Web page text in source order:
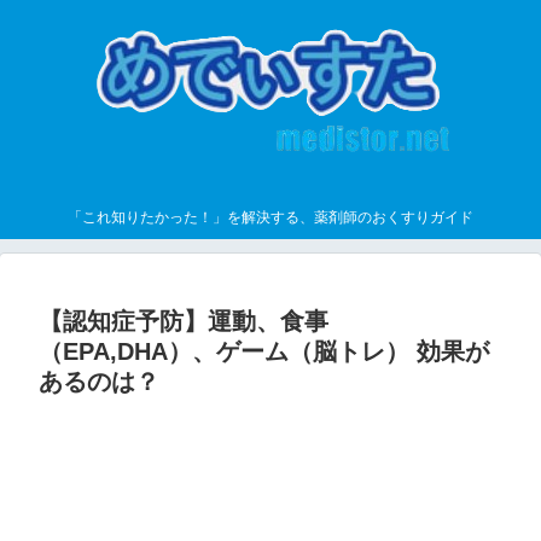
「これ知りたかった！」を解決する、薬剤師のおくすりガイド
【認知症予防】運動、食事
（EPA,DHA）、ゲーム（脳トレ） 効果が
あるのは？